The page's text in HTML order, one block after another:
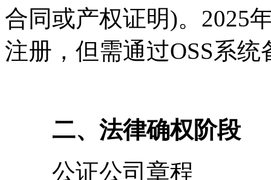
合同或产权证明)。2025
注册，但需通过OSS系
二、法律确权阶段
公证公司章程